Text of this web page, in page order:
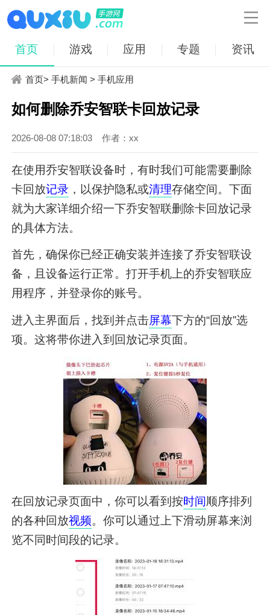

首页 游戏 应用 专题 资讯
首页>手机新闻 >手机应用
如何删除乔安智联卡回放记录
2026-08-08 07:18:03 作者：xx
在使用乔安智联设备时，有时我们可能需要删除
卡回放记录，以保护隐私或清理存储空间。下面
就为大家详细介绍一下乔安智联删除卡回放记录
的具体方法。
首先，确保你已经正确安装并连接了乔安智联设
备，且设备运行正常。打开手机上的乔安智联应
用程序，并登录你的账号。
进入主界面后，找到并点击屏幕下方的“回放”选
项。这将带你进入到回放记录页面。
在回放记录页面中，你可以看到按时间顺序排列
的各种回放视频。你可以通过上下滑动屏幕来浏
览不同时间段的记录。